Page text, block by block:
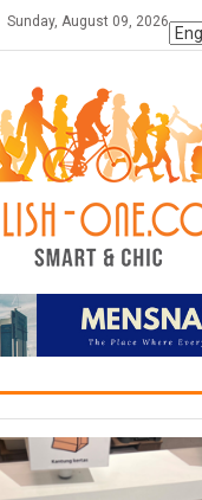
Sunday, August 09, 2026